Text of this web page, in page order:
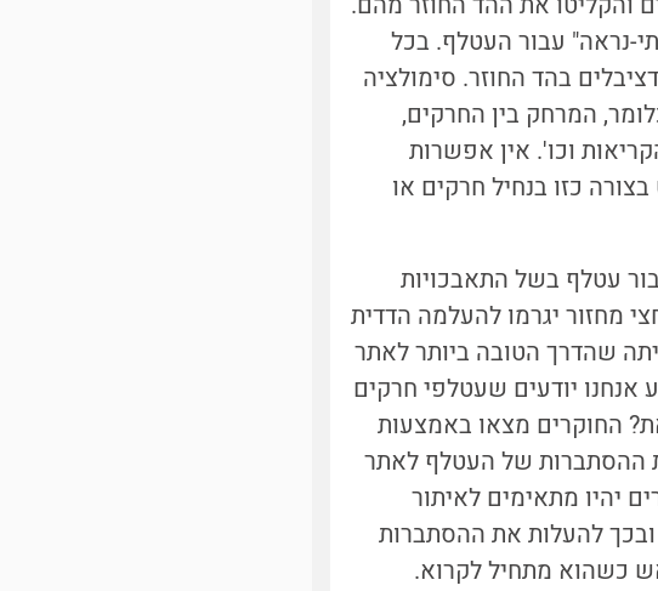
נראה" עבור העטלף. בכל
פעם שמכפילים את מספר החרקים בנחיל, מקבלים עלייה של 3 דציבלים בהד החוזר. סימולציה
המרחק בין החרקים,
וכו'. אין אפשרות
כזו בנחיל חרקים או
עטלף בשל התאבכויות
מחזור יגרמו להעלמה הדדית
שהדרך הטובה ביותר לאתר
יודעים שעטלפי חרקים
החוקרים מצאו באמצעות
ההסתברות של העטלף לאתר
יהיו מתאימים לאיתור
להעלות את ההסתברות
כשהוא מתחיל לקרוא.